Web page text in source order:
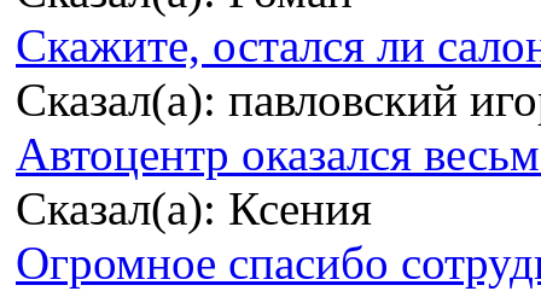
Скажите, остался ли
Сказал(а): павловский
Автоцентр оказался
Сказал(а): Ксения
Огромное спасибо